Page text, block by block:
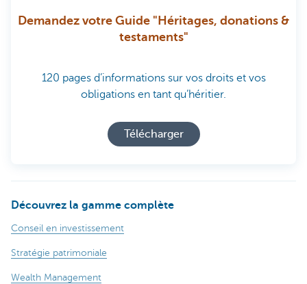
Demandez votre Guide "Héritages, donations &
testaments"
120 pages d’informations sur vos droits et vos
obligations en tant qu’héritier.
Télécharger
Découvrez la gamme complète
Conseil en investissement
Stratégie patrimoniale
Wealth Management